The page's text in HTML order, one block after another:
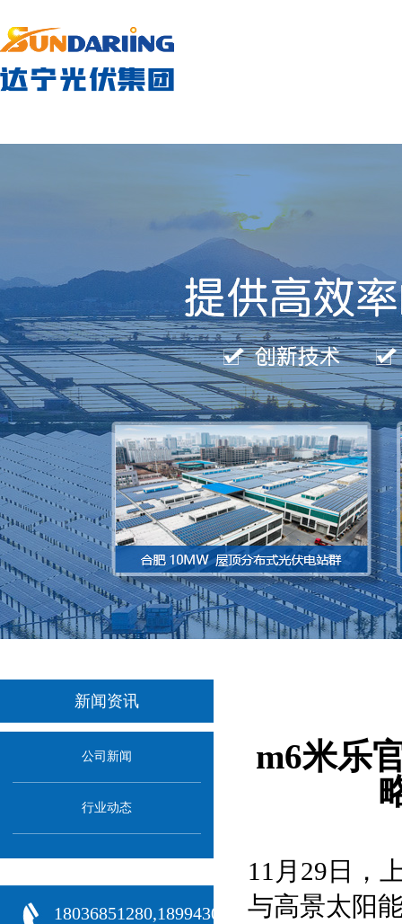
新闻资讯
公司新闻
行业动态
18036851280,18994301288,18068407382
m6米乐
11月29日，
与高景太阳